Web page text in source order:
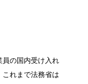
員の国内受け入れ
れまで法務省は